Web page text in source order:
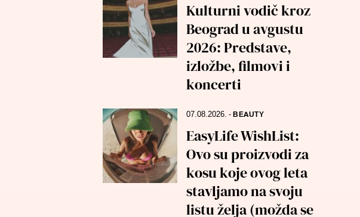
Kulturni vodič kroz
Beograd u avgustu
2026: Predstave,
izložbe, filmovi i
koncerti
07.08.2026.-BEAUTY
EasyLife WishList:
Ovo su proizvodi za
kosu koje ovog leta
stavljamo na svoju
listu želja (možda se